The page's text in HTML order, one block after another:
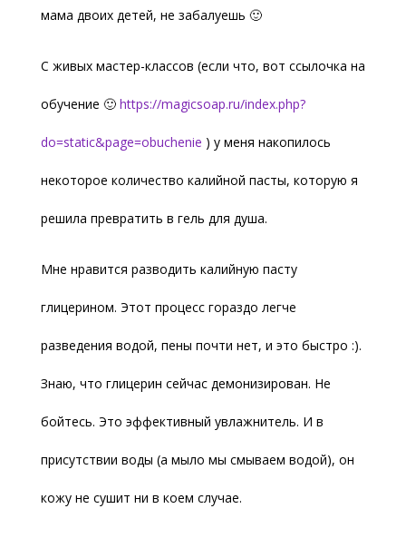
мама двоих детей, не забалуешь 🙂
С живых мастер-классов (если что, вот ссылочка на
обучение 🙂 https://magicsoap.ru/index.php?
do=static&page=obuchenie ) у меня накопилось
некоторое количество калийной пасты, которую я
решила превратить в гель для душа.
Мне нравится разводить калийную пасту
глицерином. Этот процесс гораздо легче
разведения водой, пены почти нет, и это быстро :).
Знаю, что глицерин сейчас демонизирован. Не
бойтесь. Это эффективный увлажнитель. И в
присутствии воды (а мыло мы смываем водой), он
кожу не сушит ни в коем случае.